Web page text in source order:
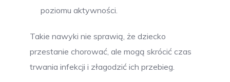
poziomu aktywności.
Takie nawyki nie sprawią, że dziecko
przestanie chorować, ale mogą skrócić czas
trwania infekcji i złagodzić ich przebieg.